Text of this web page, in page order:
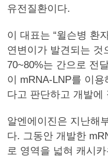
유전질환이다.
이 대표는 “윌슨병 환
연변이가 발견되는 것
70~80%는 간으로 전
이 mRNA-LNP를 이
다고 판단하고 개발에
알엔에이진은 지난해
다. 그동안 개발한
로 영역을 넓혀 캐시